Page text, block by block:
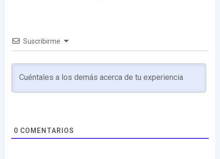
Suscribirme
0 COMENTARIOS